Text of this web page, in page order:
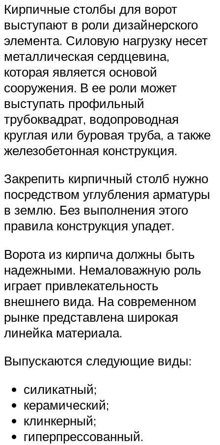
Кирпичные столбы для ворот
выступают в роли дизайнерского
элемента. Силовую нагрузку несет
металлическая сердцевина,
которая является основой
сооружения. В ее роли может
выступать профильный
трубоквадрат, водопроводная
круглая или буровая труба, а также
железобетонная конструкция.
Закрепить кирпичный столб нужно
посредством углубления арматуры
в землю. Без выполнения этого
правила конструкция упадет.
Ворота из кирпича должны быть
надежными. Немаловажную роль
играет привлекательность
внешнего вида. На современном
рынке представлена широкая
линейка материала.
Выпускаются следующие виды:
силикатный;
керамический;
клинкерный;
гиперпрессованный.